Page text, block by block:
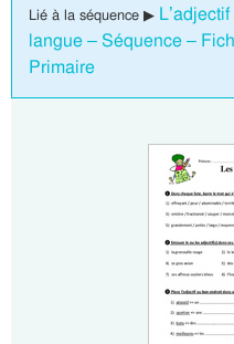
Lié à la séquence ▶
langue – Séquence –
Primaire